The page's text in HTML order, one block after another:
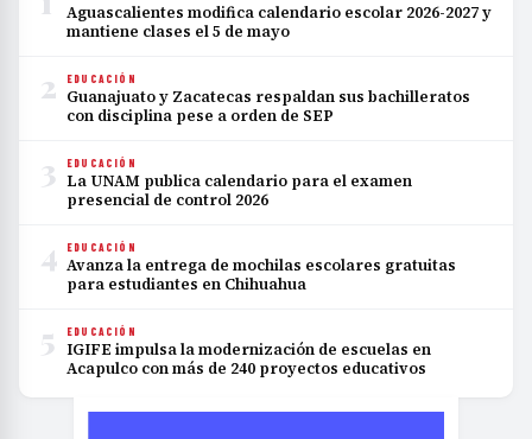
Aguascalientes modifica calendario escolar 2026-2027 y
mantiene clases el 5 de mayo
2 EDUCACIÓN
Guanajuato y Zacatecas respaldan sus bachilleratos
con disciplina pese a orden de SEP
3 EDUCACIÓN
La UNAM publica calendario para el examen
presencial de control 2026
4 EDUCACIÓN
Avanza la entrega de mochilas escolares gratuitas
para estudiantes en Chihuahua
5 EDUCACIÓN
IGIFE impulsa la modernización de escuelas en
Acapulco con más de 240 proyectos educativos